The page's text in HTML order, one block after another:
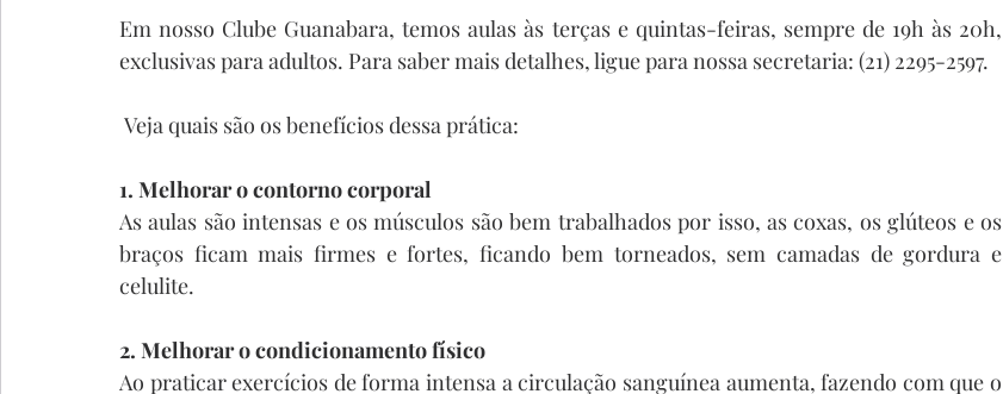
Em nosso Clube Guanabara, temos aulas às terças e quintas-feiras, sempre de 19h às 20h,
exclusivas para adultos. Para saber mais detalhes, ligue para nossa secretaria: (21) 2295-2597.
Veja quais são os benefícios dessa prática:
1. Melhorar o contorno corporal
As aulas são intensas e os músculos são bem trabalhados por isso, as coxas, os glúteos e os
braços ficam mais firmes e fortes, ficando bem torneados, sem camadas de gordura e
celulite.
2. Melhorar o condicionamento físico
Ao praticar exercícios de forma intensa a circulação sanguínea aumenta, fazendo com que o